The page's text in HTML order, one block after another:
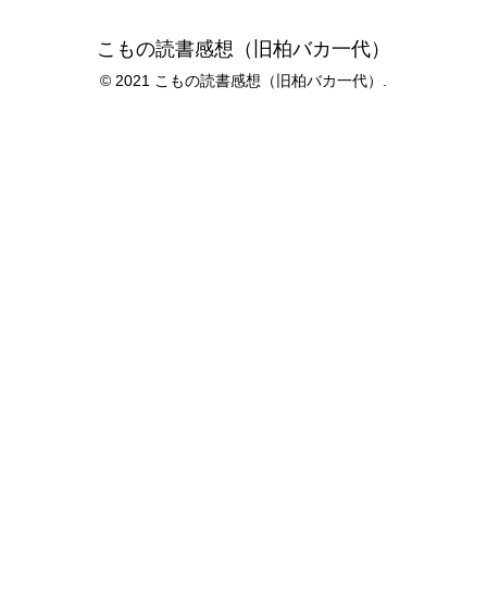
こもの読書感想（旧柏バカ一代）
© 2021 こもの読書感想（旧柏バカ一代）.